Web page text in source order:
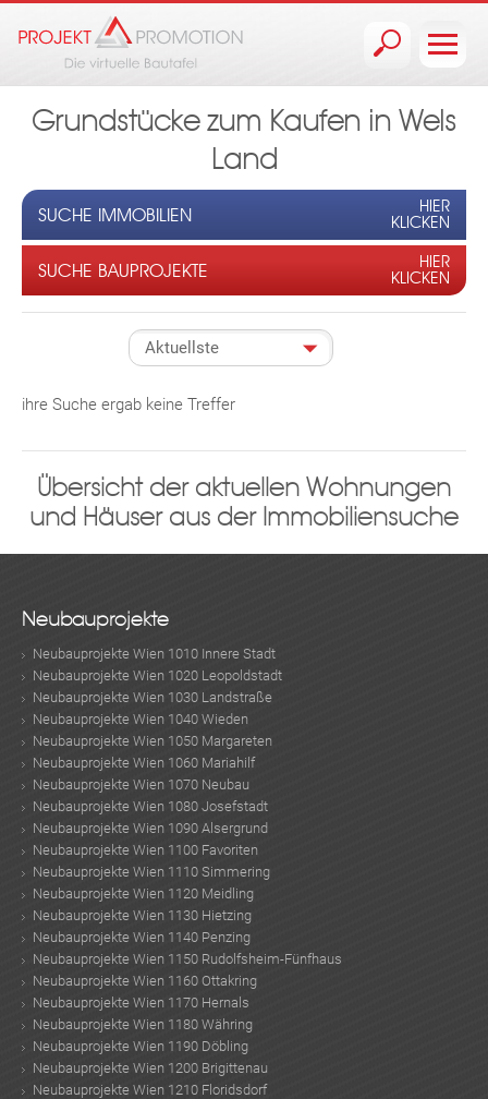
Grundstücke zum Kaufen in Wels
Land
SUCHE IMMOBILIEN
HIER
KLICKEN
SUCHE BAUPROJEKTE
HIER
KLICKEN
ihre Suche ergab keine Treffer
Übersicht der aktuellen Wohnungen
und Häuser aus der Immobiliensuche
Neubauprojekte
Neubauprojekte Wien 1010 Innere Stadt
Neubauprojekte Wien 1020 Leopoldstadt
Neubauprojekte Wien 1030 Landstraße
Neubauprojekte Wien 1040 Wieden
Neubauprojekte Wien 1050 Margareten
Neubauprojekte Wien 1060 Mariahilf
Neubauprojekte Wien 1070 Neubau
Neubauprojekte Wien 1080 Josefstadt
Neubauprojekte Wien 1090 Alsergrund
Neubauprojekte Wien 1100 Favoriten
Neubauprojekte Wien 1110 Simmering
Neubauprojekte Wien 1120 Meidling
Neubauprojekte Wien 1130 Hietzing
Neubauprojekte Wien 1140 Penzing
Neubauprojekte Wien 1150 Rudolfsheim-Fünfhaus
Neubauprojekte Wien 1160 Ottakring
Neubauprojekte Wien 1170 Hernals
Neubauprojekte Wien 1180 Währing
Neubauprojekte Wien 1190 Döbling
Neubauprojekte Wien 1200 Brigittenau
Neubauprojekte Wien 1210 Floridsdorf